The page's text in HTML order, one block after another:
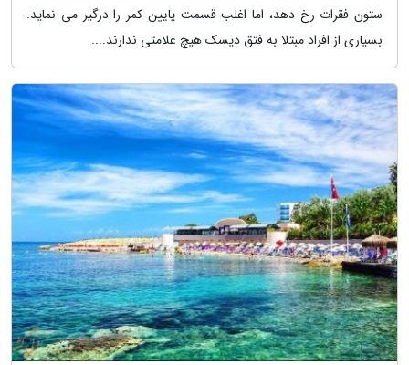
ستون فقرات رخ دهد، اما اغلب قسمت پایین کمر را درگیر می نماید.
بسیاری از افراد مبتلا به فتق دیسک هیچ علامتی ندارند....